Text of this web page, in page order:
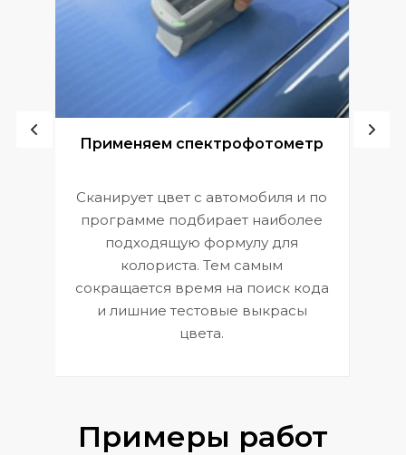
Применяем спектрофотометр
Сканирует цвет с автомобиля и по
программе подбирает наиболее
подходящую формулу для
колориста. Тем самым
сокращается время на поиск кода
и лишние тестовые выкрасы
цвета.
Примеры работ